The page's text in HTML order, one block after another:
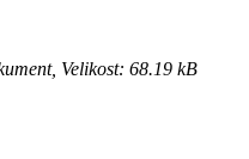
Velikost: 68.19 kB